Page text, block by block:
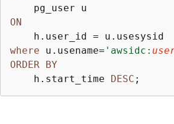
ON
    h.user_id
=
where u.usename= 'awsidc:
ORDER BY
    h.start_time
DESC ;